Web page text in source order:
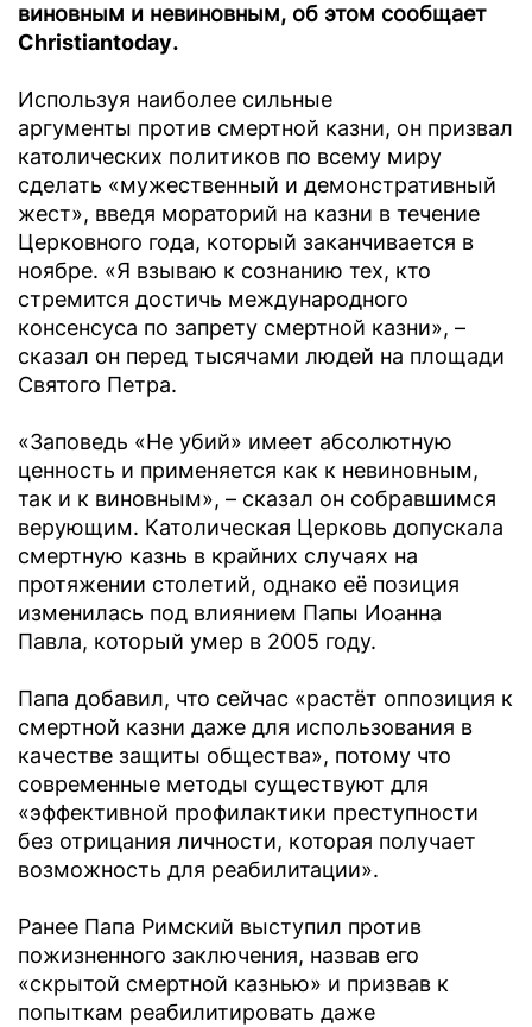
виновным и невиновным, об этом сообщает
Christiantoday.
Используя наиболее сильные
аргументы против смертной казни, он призвал
католических политиков по всему миру
сделать «мужественный и демонстративный
жест», введя мораторий на казни в течение
Церковного года, который заканчивается в
ноябре. «Я взываю к сознанию тех, кто
стремится достичь международного
консенсуса по запрету смертной казни», –
сказал он перед тысячами людей на площади
Святого Петра.
«Заповедь «Не убий» имеет абсолютную
ценность и применяется как к невиновным,
так и к виновным», – сказал он собравшимся
верующим. Католическая Церковь допускала
смертную казнь в крайних случаях на
протяжении столетий, однако её позиция
изменилась под влиянием Папы Иоанна
Павла, который умер в 2005 году.
Папа добавил, что сейчас «растёт оппозиция к
смертной казни даже для использования в
качестве защиты общества», потому что
современные методы существуют для
«эффективной профилактики преступности
без отрицания личности, которая получает
возможность для реабилитации».
Ранее Папа Римский выступил против
пожизненного заключения, назвав его
«скрытой смертной казнью» и призвав к
попыткам реабилитировать даже